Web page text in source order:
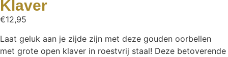
Klaver
€12,95
Laat geluk aan je zijde zijn met deze gouden oorbellen
met grote open klaver in roestvrij staal! Deze betoverende